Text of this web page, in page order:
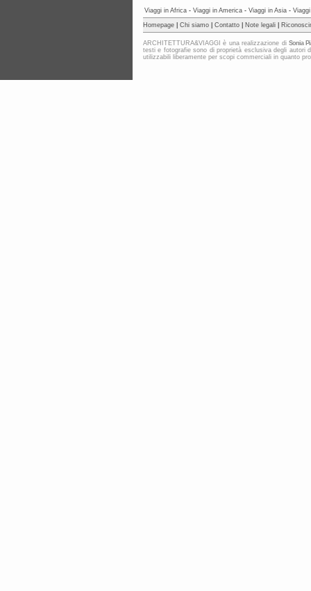
Viaggi in Africa - Viaggi in America - Viaggi in Asia -
Homepage Chi siamo Contatto Note legali
ARCHITETTURA&VIAGGI è una realizzazione diSonia
testi e fotografie sono di proprietà esclusiva degli autori
utilizzabili liberamente per scopi commerciali in quanto